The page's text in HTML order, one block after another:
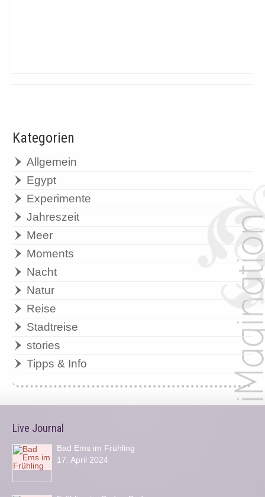
Kategorien
Allgemein
Egypt
Experimente
Jahreszeit
Meer
Moments
Nacht
Natur
Reise
Stadtreise
stories
Tipps & Info
Live Journal
Bad Ems im Frühling
17. April 2024